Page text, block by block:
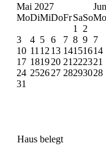
Mai 2027
MoDiMiDoFrSaSo
1
2
3
4 5 6 7 8 9
10 11 12 13 141516
17 181920 21 2223
24 252627 282930
31
Mo
7
14
21
28
Haus belegt